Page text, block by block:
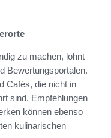
zu machen, lohnt
Bewertungsportalen.
Cafés, die nicht in
sind. Empfehlungen
können ebenso
kulinarischen